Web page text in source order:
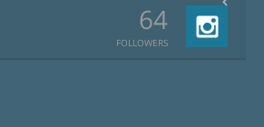
64
FOLLOWERS